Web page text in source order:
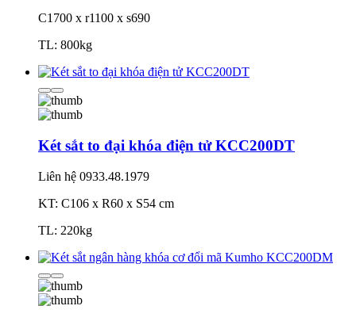
C1700 x r1100 x s690
TL: 800kg
Két sắt to đại khóa điện tử KCC200DT
Liên hệ 0933.48.1979
KT: C106 x R60 x S54 cm
TL: 220kg